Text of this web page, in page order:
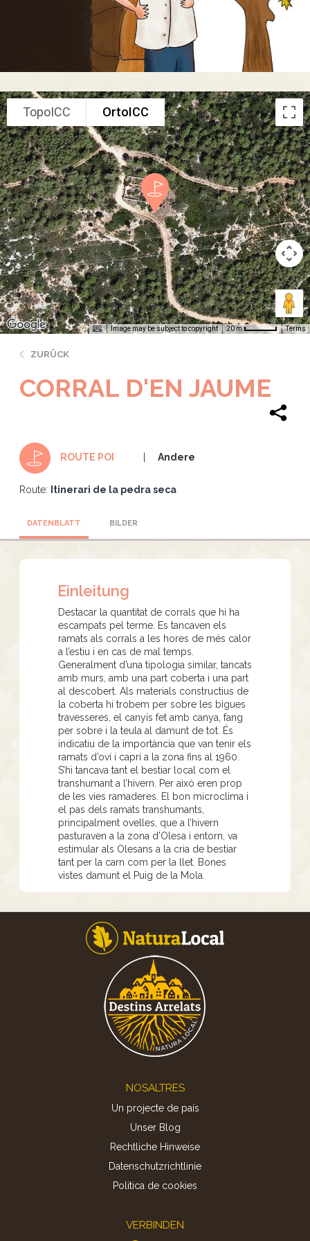
TopoICC OrtoICC
Image may be subject to copyright 20 m Terms
ZURÜCK
CORRAL D'EN JAUME
ROUTE POI Andere
Route: Itinerari de la pedra seca
DATENBLATT BILDER
Einleitung
Destacar la quantitat de corrals que hi ha
escampats pel terme. Es tancaven els
ramats als corrals a les hores de més calor
a l’estiu i en cas de mal temps.
Generalment d’una tipologia similar, tancats
amb murs, amb una part coberta i una part
al descobert. Als materials constructius de
la coberta hi trobem per sobre les bigues
travesseres, el canyís fet amb canya, fang
per sobre i la teula al damunt de tot. És
indicatiu de la importància que van tenir els
ramats d’oví i caprí a la zona fins al 1960.
S’hi tancava tant el bestiar local com el
transhumant a l’hivern. Per això eren prop
de les vies ramaderes. El bon microclima i
el pas dels ramats transhumants,
principalment ovelles, que a l’hivern
pasturaven a la zona d’Olesa i entorn, va
estimular als Olesans a la cria de bestiar
tant per la carn com per la llet. Bones
vistes damunt el Puig de la Mola.
NOSALTRES
Un projecte de país
Unser Blog
Rechtliche Hinweise
Datenschutzrichtlinie
Politica de cookies
VERBINDEN